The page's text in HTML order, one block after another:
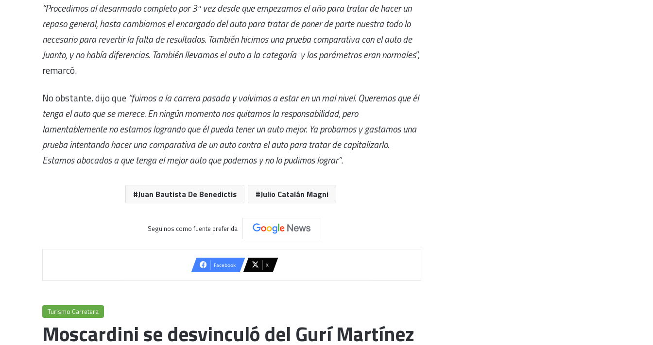
“Procedimos al desarmado completo por 3ª vez desde que empezamos el año para tratar de hacer un
repaso general, hasta cambiamos el encargado del auto para tratar de poner de parte nuestra todo lo
necesario para revertir la falta de resultados. También hicimos una prueba comparativa con el auto de
Juanto, y no había diferencias. También llevamos el auto a la categoría y los parámetros eran normales”,
remarcó.
No obstante, dijo que “fuimos a la carrera pasada y volvimos a estar en un mal nivel. Queremos que él
tenga el auto que se merece. En ningún momento nos quitamos la responsabilidad, pero
lamentablemente no estamos logrando que él pueda tener un auto mejor. Ya probamos y gastamos una
prueba intentando hacer una comparativa de un auto contra el auto para tratar de capitalizarlo.
Estamos abocados a que tenga el mejor auto que podemos y no lo pudimos lograr”.
Juan Bautista De Benedictis Julio Catalán Magni
Seguinos como fuente preferida
Facebook X